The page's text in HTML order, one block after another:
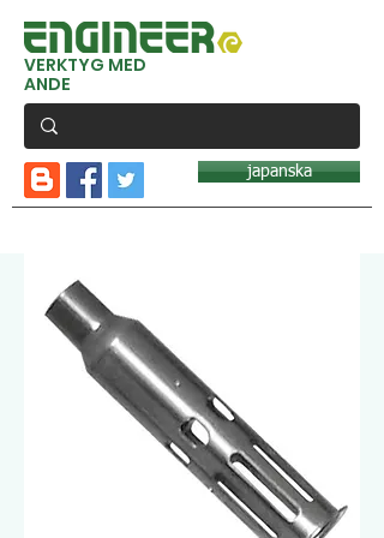
VERKTYG MED
ANDE
japanska